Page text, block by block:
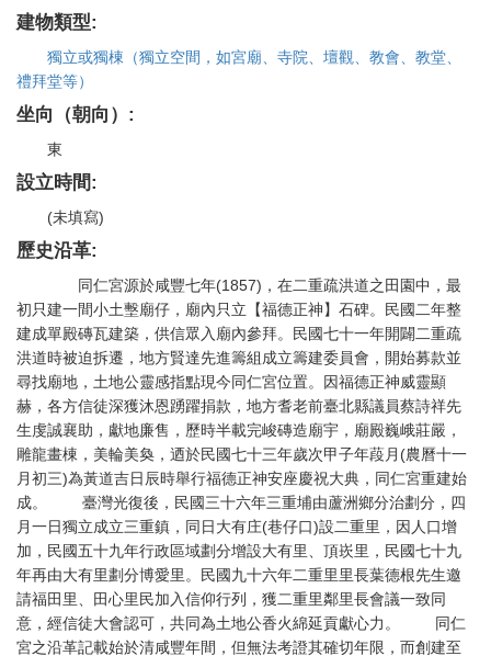
建物類型:
獨立或獨棟（獨立空間，如宮廟、寺院、壇觀、教會、教堂、
禮拜堂等）
坐向（朝向）:
東
設立時間:
(未填寫)
歷史沿革:
同仁宮源於咸豐七年(1857)，在二重疏洪道之田園中，最
初只建一間小土墼廟仔，廟內只立【福德正神】石碑。民國二年整
建成單殿磚瓦建築，供信眾入廟內參拜。民國七十一年開闢二重疏
洪道時被迫拆遷，地方賢達先進籌組成立籌建委員會，開始募款並
尋找廟地，土地公靈感指點現今同仁宮位置。因福德正神威靈顯
赫，各方信徒深獲沐恩踴躍捐款，地方耆老前臺北縣議員蔡詩祥先
生虔誠襄助，獻地廉售，歷時半載完峻磚造廟宇，廟殿巍峨莊嚴，
雕龍畫棟，美輪美奐，迺於民國七十三年歲次甲子年葮月(農曆十一
月初三)為黃道吉日辰時舉行福德正神安座慶祝大典，同仁宮重建始
成。 臺灣光復後，民國三十六年三重埔由蘆洲鄉分治劃分，四
月一日獨立成立三重鎮，同日大有庄(巷仔口)設二重里，因人口增
加，民國五十九年行政區域劃分增設大有里、頂崁里，民國七十九
年再由大有里劃分博愛里。民國九十六年二重里里長葉德根先生邀
請福田里、田心里民加入信仰行列，獲二重里鄰里長會議一致同
意，經信徒大會認可，共同為土地公香火綿延貢獻心力。 同仁
宮之沿革記載始於清咸豐年間，但無法考證其確切年限，而創建至